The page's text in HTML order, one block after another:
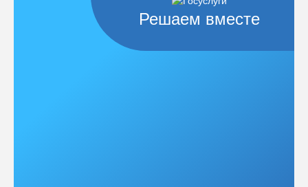
Решаем вместе